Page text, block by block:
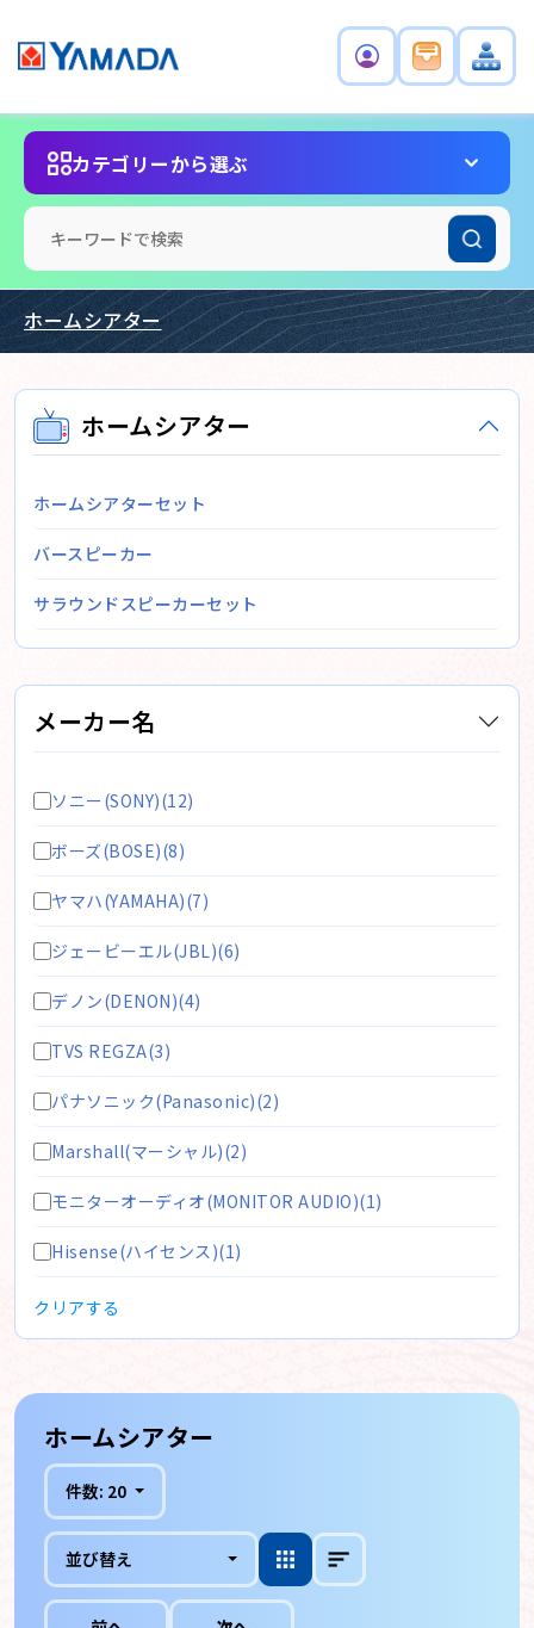
カテゴリーから選ぶ
ホームシアター
ホームシアター
ホームシアターセット
バースピーカー
サラウンドスピーカーセット
メーカー名
ソニー(SONY)(12)
ボーズ(BOSE)(8)
ヤマハ(YAMAHA)(7)
ジェービーエル(JBL)(6)
デノン(DENON)(4)
TVS REGZA(3)
パナソニック(Panasonic)(2)
Marshall(マーシャル)(2)
モニターオーディオ(MONITOR AUDIO)(1)
Hisense(ハイセンス)(1)
クリアする
ホームシアター
件数: 20
並び替え